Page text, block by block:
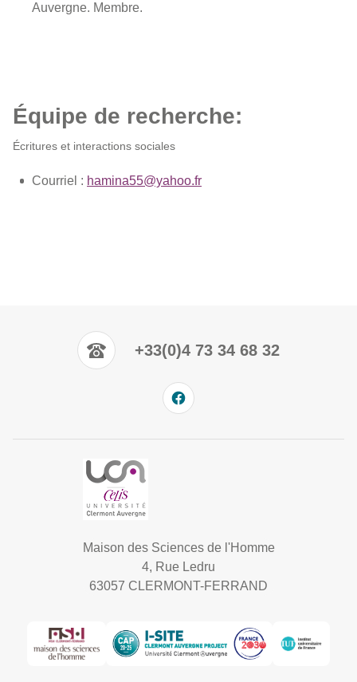
Auvergne. Membre.
Équipe de recherche:
Écritures et interactions sociales
Courriel : hamina55@yahoo.fr
+33(0)4 73 34 68 32
Maison des Sciences de l'Homme
4, Rue Ledru
63057 CLERMONT-FERRAND